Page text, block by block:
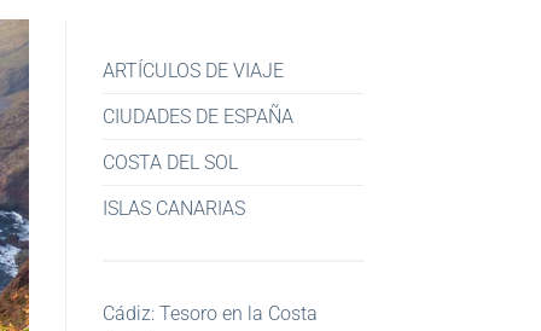
ARTÍCULOS DE VIAJE
CIUDADES DE ESPAÑA
COSTA DEL SOL
ISLAS CANARIAS
Cádiz: Tesoro en la Costa